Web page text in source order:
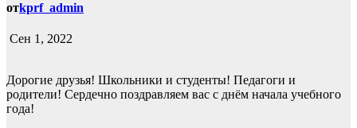
отkprf_admin
Сен 1, 2022
Дорогие друзья! Школьники и студенты! Педагоги и
родители! Сердечно поздравляем вас с днём начала учебного
года!